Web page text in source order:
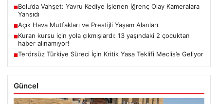
■Bolu’da Vahşet: Yavru Kediye İşlenen İğrenç Olay Kameralara
Yansıdı
■Açık Hava Mutfakları ve Prestijli Yaşam Alanları
■Kuran kursu için yola çıkmışlardı: 13 yaşındaki 2 çocuktan
haber alınamıyor!
■Terörsüz Türkiye Süreci İçin Kritik Yasa Teklifi Meclis’e Geliyor
Güncel